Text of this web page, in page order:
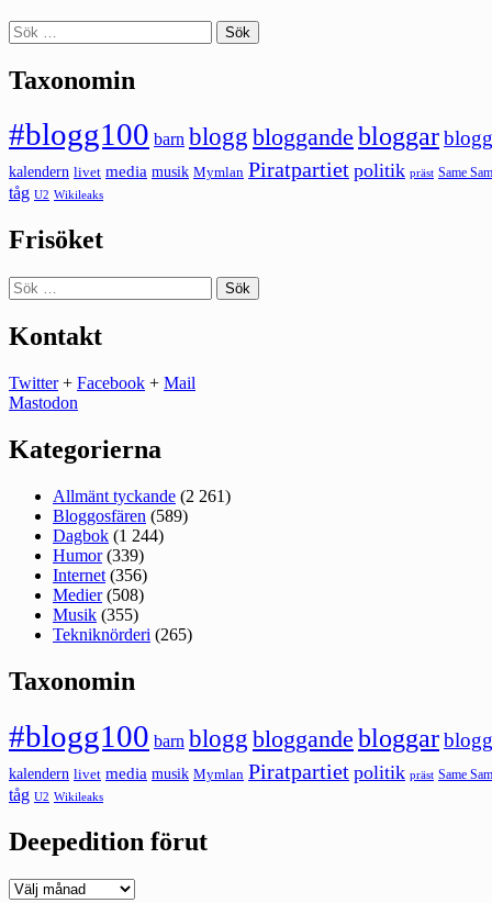
Sök
efter:
Taxonomin
#blogg100 barn blogg bloggande bloggar
kalendern livet media musik Mymlan Piratpartiet politik präst Same
tåg U2 Wikileaks
Frisöket
Sök
efter:
Kontakt
Twitter+ Facebook + Mail
Mastodon
Kategorierna
Allmänt tyckande (2 261)
Bloggosfären (589)
Dagbok (1 244)
Humor(339)
Internet (356)
Medier(508)
Musik (355)
Tekniknörderi (265)
Taxonomin
#blogg100 barn blogg bloggande bloggar
kalendern livet media musik Mymlan Piratpartiet politik präst Same
tåg U2 Wikileaks
Deepedition förut
Deepedition